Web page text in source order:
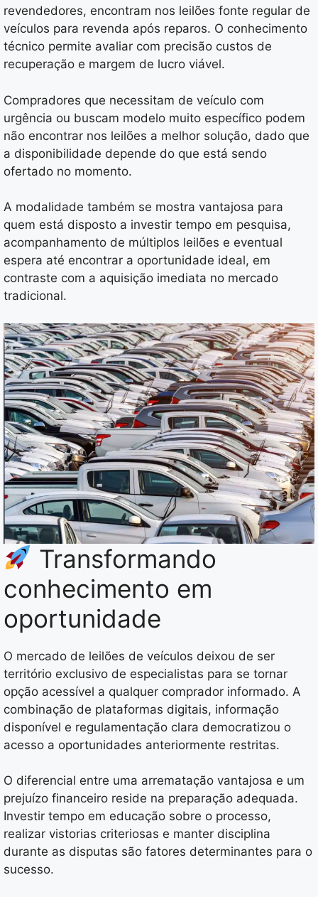
revendedores, encontram nos leilões fonte regular de
veículos para revenda após reparos. O conhecimento
técnico permite avaliar com precisão custos de
recuperação e margem de lucro viável.
Compradores que necessitam de veículo com
urgência ou buscam modelo muito específico podem
não encontrar nos leilões a melhor solução, dado que
a disponibilidade depende do que está sendo
ofertado no momento.
A modalidade também se mostra vantajosa para
quem está disposto a investir tempo em pesquisa,
acompanhamento de múltiplos leilões e eventual
espera até encontrar a oportunidade ideal, em
contraste com a aquisição imediata no mercado
tradicional.
Transformando
conhecimento em
oportunidade
O mercado de leilões de veículos deixou de ser
território exclusivo de especialistas para se tornar
opção acessível a qualquer comprador informado. A
combinação de plataformas digitais, informação
disponível e regulamentação clara democratizou o
acesso a oportunidades anteriormente restritas.
O diferencial entre uma arrematação vantajosa e um
prejuízo financeiro reside na preparação adequada.
Investir tempo em educação sobre o processo,
realizar vistorias criteriosas e manter disciplina
durante as disputas são fatores determinantes para o
sucesso.